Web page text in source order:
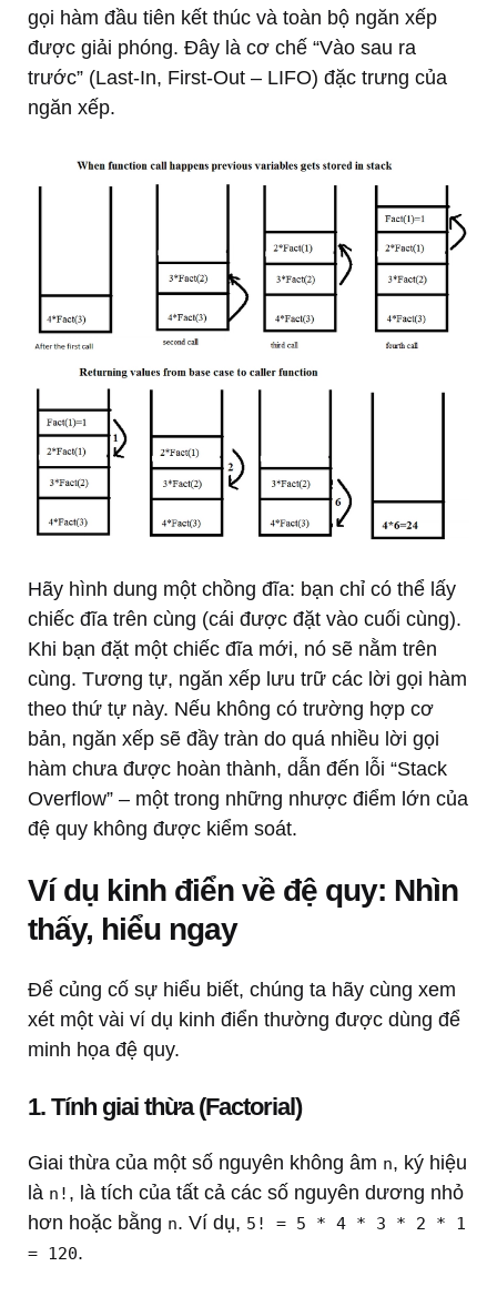
gọi hàm đầu tiên kết thúc và toàn bộ ngăn xếp
được giải phóng. Đây là cơ chế “Vào sau ra
trước” (Last-In, First-Out – LIFO) đặc trưng của
ngăn xếp.
Hãy hình dung một chồng đĩa: bạn chỉ có thể lấy
chiếc đĩa trên cùng (cái được đặt vào cuối cùng).
Khi bạn đặt một chiếc đĩa mới, nó sẽ nằm trên
cùng. Tương tự, ngăn xếp lưu trữ các lời gọi hàm
theo thứ tự này. Nếu không có trường hợp cơ
bản, ngăn xếp sẽ đầy tràn do quá nhiều lời gọi
hàm chưa được hoàn thành, dẫn đến lỗi “Stack
Overflow” – một trong những nhược điểm lớn của
đệ quy không được kiểm soát.
Ví dụ kinh điển về đệ quy: Nhìn
thấy, hiểu ngay
Để củng cố sự hiểu biết, chúng ta hãy cùng xem
xét một vài ví dụ kinh điển thường được dùng để
minh họa đệ quy.
1. Tính giai thừa (Factorial)
Giai thừa của một số nguyên không âm n, ký hiệu
là n! , là tích của tất cả các số nguyên dương nhỏ
hơn hoặc bằng n. Ví dụ, 5! = 5 * 4 * 3 * 2 * 1
= 120.